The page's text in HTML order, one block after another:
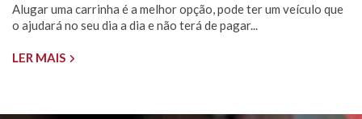
Alugar uma carrinha é a melhor opção, pode ter um veículo que
o ajudará no seu dia a dia e não terá de pagar...
LER MAIS